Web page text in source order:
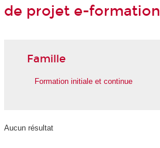
de projet e-formation
Famille
Formation initiale et continue
Aucun résultat